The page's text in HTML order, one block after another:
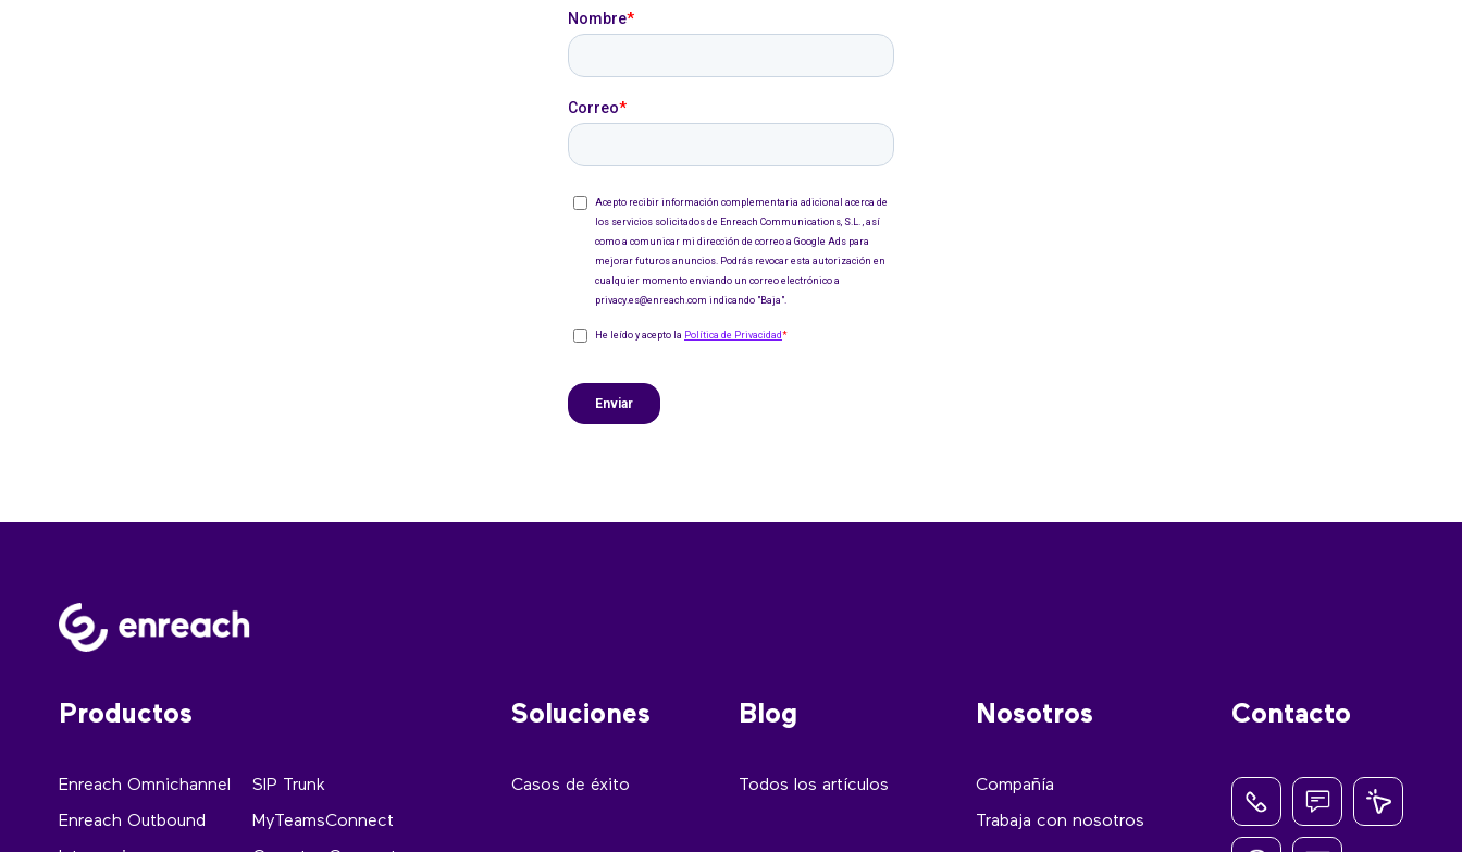
Productos
Enreach Omnichannel
Enreach Outbound
SIP Trunk
MyTeamsConnect
Soluciones
Casos de éxito
Blog
Todos los artículos
Nosotros
Compañía
Trabaja con nosotros
Contacto